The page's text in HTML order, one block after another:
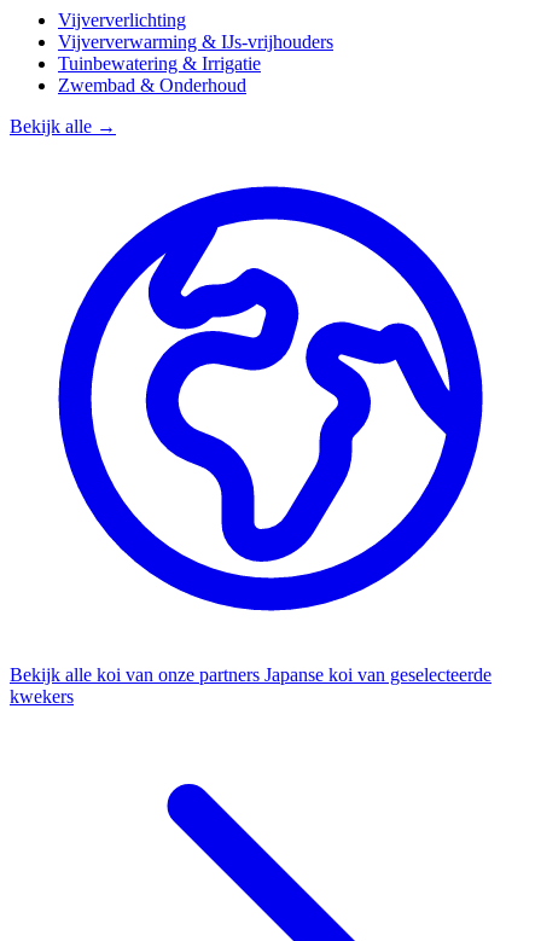
Vijververlichting
Vijververwarming & IJs-vrijhouders
Tuinbewatering & Irrigatie
Zwembad & Onderhoud
Bekijk alle →
Bekijk alle koi van onze partners Japanse koi van geselecteerde
kwekers